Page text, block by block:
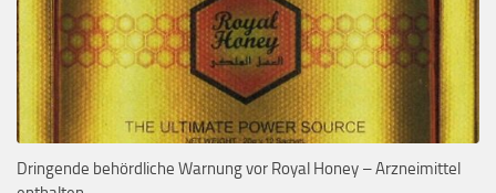
Dringende behördliche Warnung vor Royal Honey – Arzneimittel